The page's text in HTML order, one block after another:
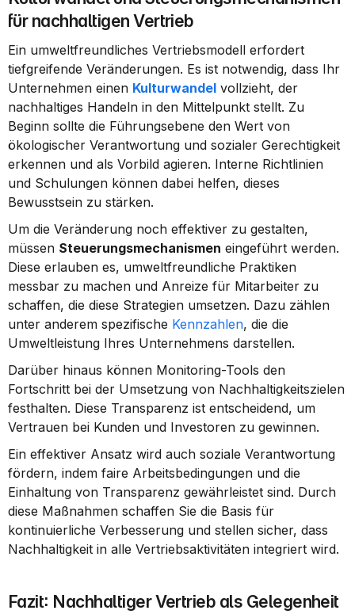
für nachhaltigen Vertrieb
Ein umweltfreundliches Vertriebsmodell erfordert
tiefgreifende Veränderungen. Es ist notwendig, dass Ihr
Unternehmen einen Kulturwandel vollzieht, der
nachhaltiges Handeln in den Mittelpunkt stellt. Zu
Beginn sollte die Führungsebene den Wert von
ökologischer Verantwortung und sozialer Gerechtigkeit
erkennen und als Vorbild agieren. Interne Richtlinien
und Schulungen können dabei helfen, dieses
Bewusstsein zu stärken.
Um die Veränderung noch effektiver zu gestalten,
müssen Steuerungsmechanismen eingeführt werden.
Diese erlauben es, umweltfreundliche Praktiken
messbar zu machen und Anreize für Mitarbeiter zu
schaffen, die diese Strategien umsetzen. Dazu zählen
unter anderem spezifische Kennzahlen, die die
Umweltleistung Ihres Unternehmens darstellen.
Darüber hinaus können Monitoring-Tools den
Fortschritt bei der Umsetzung von Nachhaltigkeitszielen
festhalten. Diese Transparenz ist entscheidend, um
Vertrauen bei Kunden und Investoren zu gewinnen.
Ein effektiver Ansatz wird auch soziale Verantwortung
fördern, indem faire Arbeitsbedingungen und die
Einhaltung von Transparenz gewährleistet sind. Durch
diese Maßnahmen schaffen Sie die Basis für
kontinuierliche Verbesserung und stellen sicher, dass
Nachhaltigkeit in alle Vertriebsaktivitäten integriert wird.
Fazit: Nachhaltiger Vertrieb als Gelegenheit